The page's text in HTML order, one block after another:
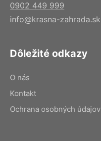
0902 449 999
info@krasna-zahrada.sk
Dôležité odkazy
O nás
Kontakt
Ochrana osobných údajov